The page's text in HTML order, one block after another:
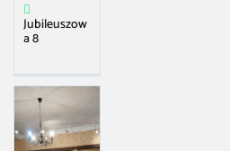
Jubileuszow
a 8